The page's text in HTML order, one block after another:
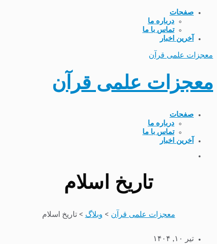
صفحات
درباره ما
تماس با ما
آخرین اخبار
معجزات علمی قرآن
معجزات علمی قرآن
صفحات
درباره ما
تماس با ما
آخرین اخبار
تاریخ اسلام
معجزات علمی قرآن > وبلاگ >تاریخ اسلام
تیر ۱۰, ۱۴۰۴